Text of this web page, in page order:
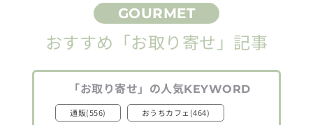
おすすめ 「お取り寄せ」 記事
「お取り寄せ」 の人気KEYWORD
通販(556) おうちカフェ(464)